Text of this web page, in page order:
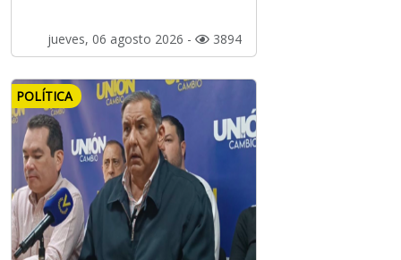
jueves, 06 agosto 2026 - 3894
POLÍTICA